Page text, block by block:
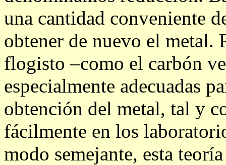
una cantidad conveniente
obtener de nuevo el metal.
flogisto –como el carbón
especialmente adecuadas
obtención del metal, tal y
fácilmente en los
modo semejante, esta